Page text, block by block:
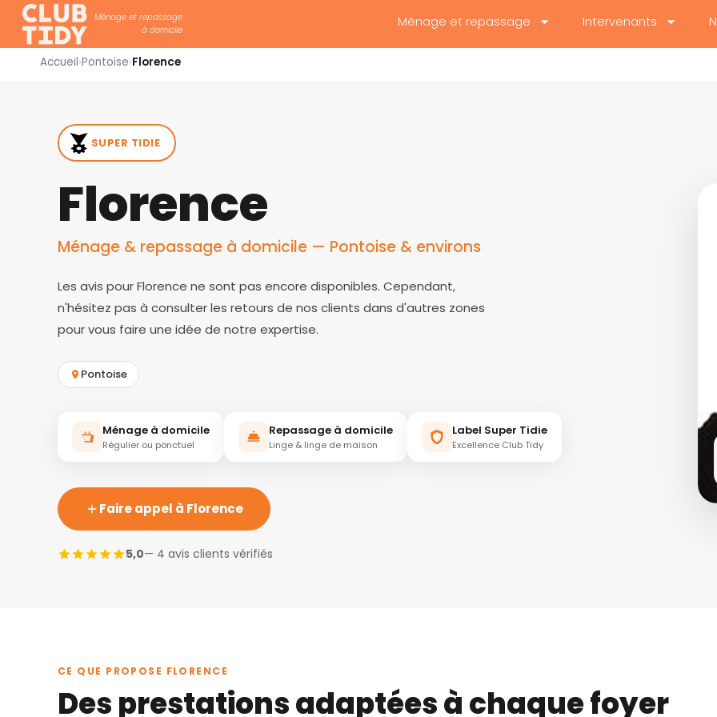
Ménage et repassage
à domicile
Ménage et repassage Intervenants
Accueil›Pontoise›Florence
SUPER TIDIE
Florence
Ménage & repassage à domicile — Pontoise & environs
Les avis pour Florence ne sont pas encore disponibles. Cependant,
n'hésitez pas à consulter les retours de nos clients dans d'autres zones
pour vous faire une idée de notre expertise.
Pontoise
Ménage à domicile
Régulier ou ponctuel
Repassage à domicile
Linge & linge de maison
Label Super Tidie
Excellence Club Tidy
Faire appel à Florence
5,0— 4 avis clients vérifiés
CE QUE PROPOSE FLORENCE
Des prestations adaptées à chaque foyer